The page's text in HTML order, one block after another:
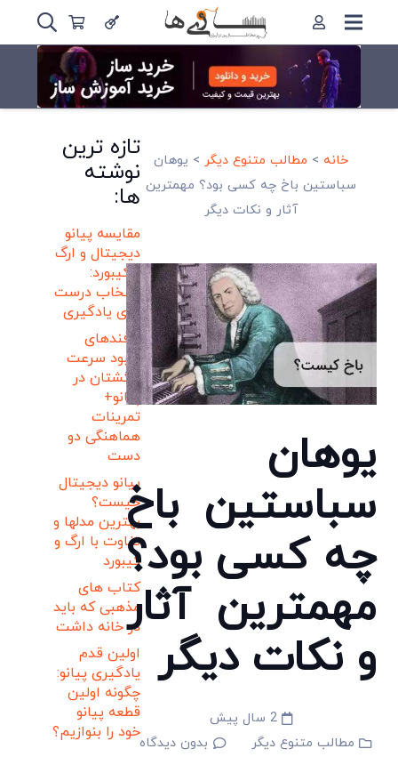
خانه > مطالب متنوع دیگر> یوهان
سباستین باخ چه کسی بود؟ مهمترین
آثار و نکات دیگر
یوهان
سباستین باخ
چه کسی بود؟
مهمترین آثار
و نکات دیگر
2 سال پیش
مطالب متنوع دیگر
بدون دیدگاه
تازه ترین
نوشته
ها:
مقایسه پیانو
دیجیتال و ارگ
و کیبورد:
انتخاب درست
برای یادگیری
ترفندهای
بهبود سرعت
انگشتان در
پیانو+
تمرینات
هماهنگی دو
دست
پیانو دیجیتال
چیست؟
بهترین مدلها و
تفاوت با ارگ و
کیبورد
کتاب های
مذهبی که باید
در خانه داشت
اولین قدم
یادگیری پیانو:
چگونه اولین
قطعه پیانو
خود را بنوازیم؟